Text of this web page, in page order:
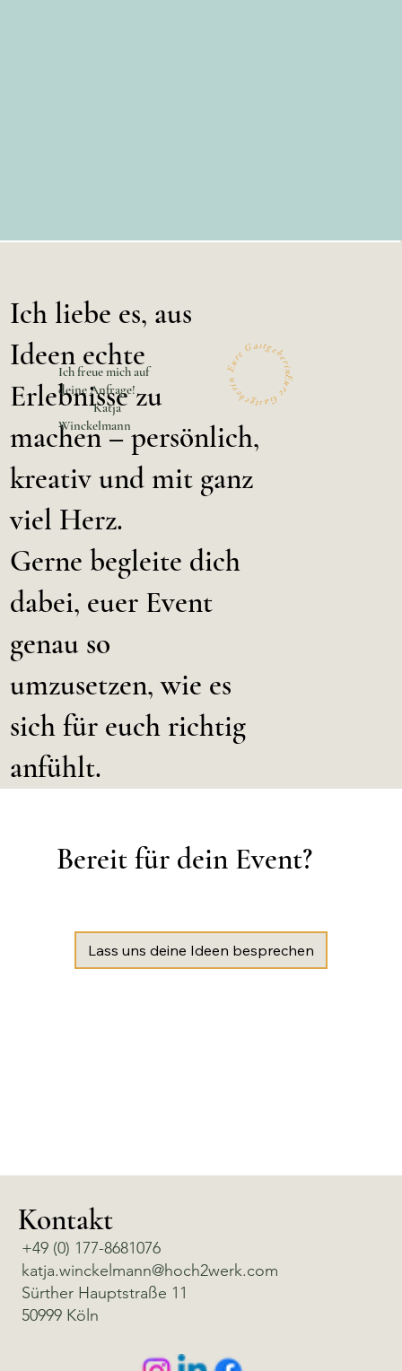
Bereit für dein Event?
Lass uns deine Ideen besprechen
Ich liebe es, aus
Ideen echte
Erlebnisse zu
machen – persönlich,
kreativ und mit ganz
viel Herz.
Gerne begleite dich
dabei, euer Event
genau so
umzusetzen, wie es
sich für euch richtig
anfühlt.
Eure Gastgeberin Eure
Gastgeberin
Ich freue mich auf
deine Anfrage!
Katja
Winckelmann
+49 (0) 177-8681076
katja.winckelmann@hoch2werk.com
Sürther Hauptstraße 11
50999 Köln
Kontakt